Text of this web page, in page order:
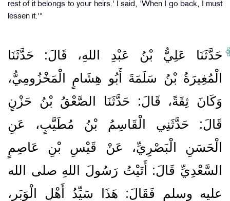
rest of it belongs to your heirs.' I said, 'When I go back, I must
lessen it.'"
حَدَّثَنَا عَلِيُّ بْنُ عَبْدِ اللهِ، قَالَ‏:‏ حَدَّثَنَا
الْمُغِيرَةُ بْنُ سَلَمَةَ أَبُو هِشَامٍ الْمَخْزُومِيُّ،
وَكَانَ ثِقَةً، قَالَ‏:‏ حَدَّثَنَا الصَّعْقُ بْنُ حَزْنٍ
قَالَ‏:‏ حَدَّثَنِي الْقَاسِمُ بْنُ مُطَيَّبٍ، عَنِ
الْحَسَنِ الْبَصْرِيِّ، عَنْ قَيْسِ بْنِ عَاصِمٍ
السَّعْدِيِّ قَالَ‏:‏ أَتَيْتُ رَسُولَ اللهِ صلى الله
عليه وسلم فَقَالَ‏:‏ هَذَا سَيِّدُ أَهْلِ الْوَبَرِ،